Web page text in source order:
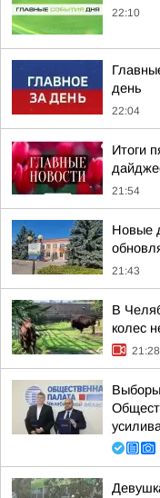
22:10
день
22:04
Итоги
21:54
Новые
21:43
В
колес
21:28